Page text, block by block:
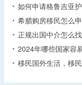
如何申请格鲁吉亚
希腊购房移民怎么
正规出国中介怎么
2024年哪些国家容
移民国外生活，移